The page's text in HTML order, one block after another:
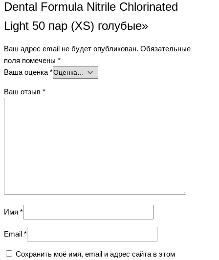
Dental Formula Nitrile Chlorinated
Light 50 пар (XS) голубые»
Ваш адрес email не будет опубликован. Обязательные
поля помечены *
Ваша оценка *
Ваш отзыв *
Имя *
Email *
Сохранить моё имя, email и адрес сайта в этом